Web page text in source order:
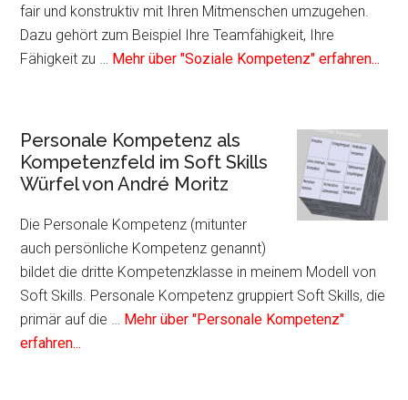
Skills
Würfel
von
fair und konstruktiv mit Ihren Mitmenschen umzugehen.
Dazu gehört zum Beispiel Ihre Teamfähigkeit, Ihre
Fähigkeit zu … Mehr über "Soziale Kompetenz" erfahren...
als
im
Personale Kompetenz als
Kompetenzfeld im Soft Skills
Würfel von André Moritz
Die Personale Kompetenz (mitunter
auch persönliche Kompetenz genannt)
bildet die dritte Kompetenzklasse in meinem Modell von
Soft Skills. Personale Kompetenz gruppiert Soft Skills, die
primär auf die … Mehr über "Personale Kompetenz"
erfahren...